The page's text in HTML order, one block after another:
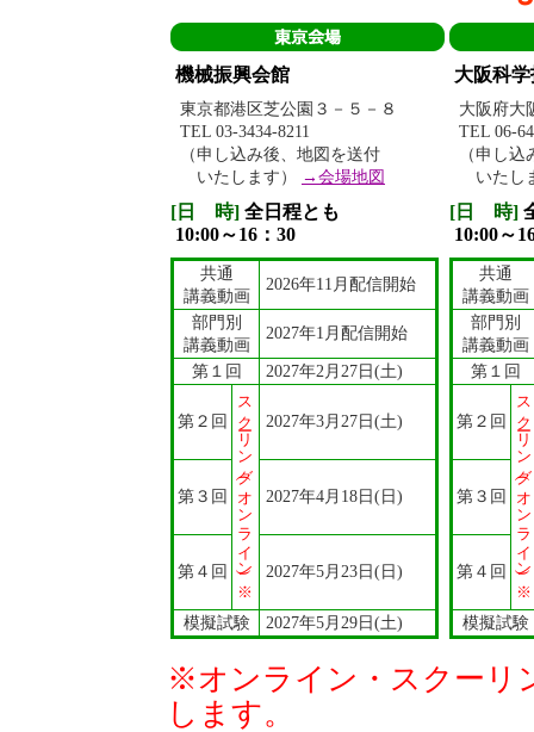
機械振興会館
東京都港区芝公園３－５－８
TEL 03-3434-8211
（申し込み後、地図を送付
いたします）
→会場地図
[日 時] 全日程とも
10:00～16：30
共通
講義動画
2026年11月配信開始
部門別
講義動画
2027年1月配信開始
第１回 2027年2月27日(土)
第２回 スクーリング(オンライン)※ 2027年3月27日(土)
第３回 2027年4月18日(日)
第４回 2027年5月23日(日)
模擬試験 2027年5月29日(土)
大阪科
大阪府大
TEL 06-
（申し
いたし
[日 時]
10:00～
共通
講義動画
部門別
講義動画
第１回
第２回 スクーリング(オンライン)※
第３回
第４回
模擬試験
※オンライン・スクーリ
します。